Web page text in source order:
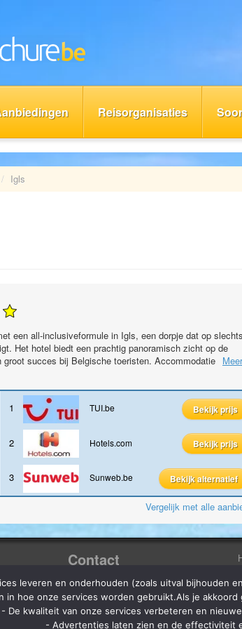
Reisorganisaties
Igls
een all-inclusiveformule in Igls, een dorpje dat op
Het hotel biedt een prachtig panoramisch zicht op de
succes bij Belgische toeristen. Accommodatie Meer
1 TUI.be Bekijk prijs
2 Hotels.com Bekijk prijs
3 Sunweb.be Bekijk alternatief
Vergelijk met alle
het
deals. Ga
Contact
Strategon BV
Ninovesteenweg 198 bus 13
9320 Aalst
leveren en onderhouden (zoals uitval bijhouden
hoe onze services worden gebruikt.Als je
- De kwaliteit van onze services verbeteren en
- Advertenties laten zien en de effectiviteit